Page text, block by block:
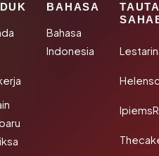
BAHASA
Bahasa
Indonesia